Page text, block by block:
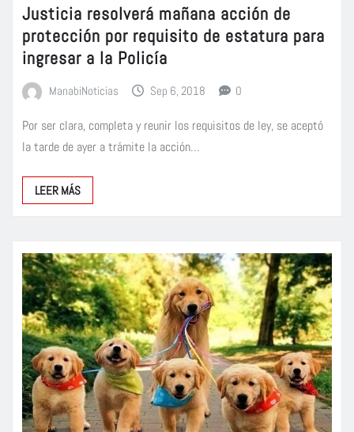
Justicia resolverá mañana acción de
protección por requisito de estatura para
ingresar a la Policía
ManabiNoticias Sep 6, 2018 0
Por ser clara, completa y reunir los requisitos de ley, se aceptó
la tarde de ayer a trámite la acción…
LEER MÁS